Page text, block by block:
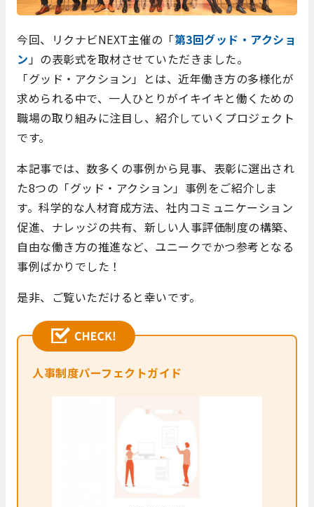
今回、リクナビNEXT主催の「第3回グッド・アクショ
ン 」の表彰式を取材させていただきました。
「グッド・アクション」とは、近年働き方の多様化が
求められる中で、一人ひとりがイキイキと働くための
職場の取り組みに注目し、紹介していくプロジェクト
です。
本記事では、数多くの事例から見事、表彰に選出され
た8つの「グッド・アクション」事例をご紹介しま
す。科学的な人材育成方法、社内コミュニケーション
促進、ナレッジの共有、新しい人事評価制度の構築、
自由な働き方の推進など、ユニークでかつ参考となる
事例ばかりでした！
是非、ご覧いただけると幸いです。
人事制度パーフェクトガイド